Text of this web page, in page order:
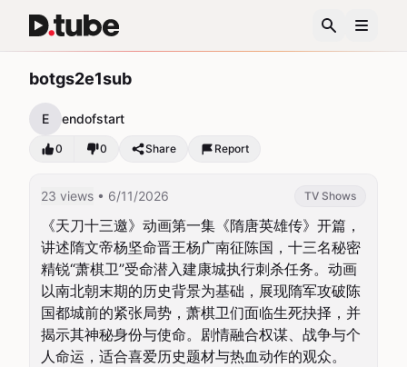
botgs2e1sub
E endofstart
0 0 Share Report
23 views • 6/11/2026 TV Shows
《天刀十三邀》动画第一集《隋唐英雄传》开篇，
讲述隋文帝杨坚命晋王杨广南征陈国，十三名秘密
精锐“萧棋卫”受命潜入建康城执行刺杀任务。动画
以南北朝末期的历史背景为基础，展现隋军攻破陈
国都城前的紧张局势，萧棋卫们面临生死抉择，并
揭示其神秘身份与使命。剧情融合权谋、战争与个
人命运，适合喜爱历史题材与热血动作的观众。